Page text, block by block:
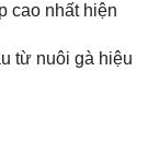
cao nhất hiện
từ nuôi gà hiệu